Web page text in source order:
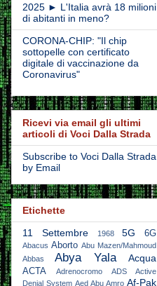
2025 ► L'Italia avrà 18 milioni
di abitanti in meno?
CORONA-CHIP: "Il chip
sottopelle con certificato
digitale di vaccinazione da
Coronavirus"
Ricevi via email gli ultimi
articoli di Voci Dalla Strada
Subscribe to Voci Dalla Strada
by Email
Etichette
11 Settembre
1968 5G 6G
Abacus Aborto Abu Mazen/Mahmoud
Abbas
Abya Yala Acqua
ACTA Adrenocromo
ADS Active
Denial System Aed Abu Amro Af-Pak